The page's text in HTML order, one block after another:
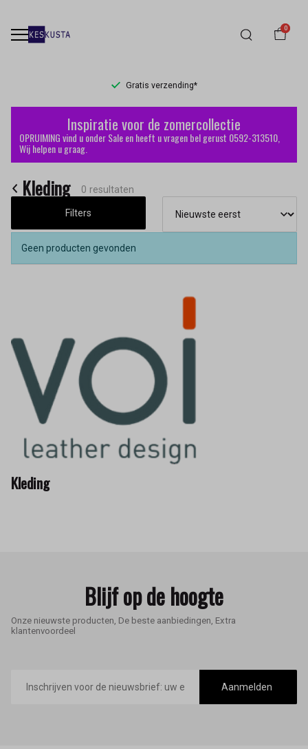
0
Gratis verzending*
Kleding
Keskusta
Inspiratie voor de zomercollectie
OPRUIMING vind u onder Sale en heeft u vragen bel gerust 0592-313510,
Wij helpen u graag.
Kleding 0 resultaten
Filters
Geen producten gevonden
Kleding
Blijf op de hoogte
Onze nieuwste producten, De beste aanbiedingen, Extra
klantenvoordeel
mailadres
Aanmelden